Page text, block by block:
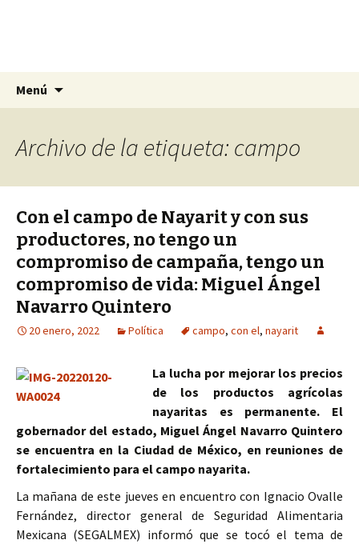
La Yunta de Tepic
La nueva opción en información
Menú
Archivo de la etiqueta: campo
Con el campo de Nayarit y con sus
productores, no tengo un
compromiso de campaña, tengo un
compromiso de vida: Miguel Ángel
Navarro Quintero
20 enero, 2022 Política campo, con el, nayarit
La lucha por mejorar los precios
de los productos agrícolas
nayaritas es permanente. El
gobernador del estado, Miguel Ángel Navarro Quintero
se encuentra en la Ciudad de México, en reuniones de
fortalecimiento para el campo nayarita.
La mañana de este jueves en encuentro con Ignacio Ovalle
Fernández, director general de Seguridad Alimentaria
Mexicana (SEGALMEX) informó que se tocó el tema de